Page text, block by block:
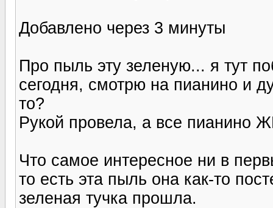
Добавлено через 3 минуты
Про пыль эту зеленую... я тут
сегодня, смотрю на пианино и
то?
Рукой провела, а все пианино
Что самое интересное ни в
то есть эта пыль она как-то
зеленая тучка прошла.